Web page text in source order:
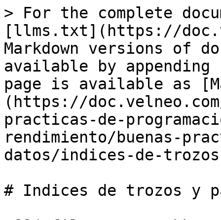
> For the complete
[llms.txt](https://
Markdown versions of
available by
page is available as
(https://
practicas-de-
rendimiento/buenas-
datos/indices-de-
# Indices de trozos y